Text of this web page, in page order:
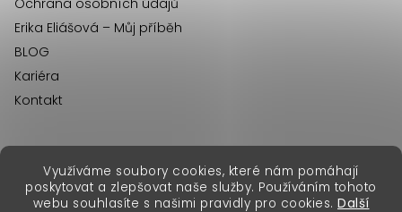
Využíváme soubory cookies, které nám pomáhají
poskytovat a zlepšovat naše služby. Používáním tohoto
webu souhlasíte s našimi pravidly pro cookies. Další
Erika Eliášová – Můj příběh
BLOG
Kariéra
Kontakt
Copyright 2026Erika Fashion. Všechna práva vyhrazena.
erikafashion.sk